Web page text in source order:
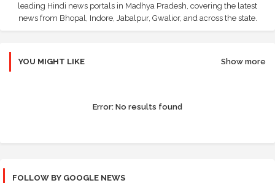
leading Hindi news portals in Madhya Pradesh, covering the latest
news from Bhopal, Indore, Jabalpur, Gwalior, and across the state.
YOU MIGHT LIKE Show more
Error: No results found
FOLLOW BY GOOGLE NEWS